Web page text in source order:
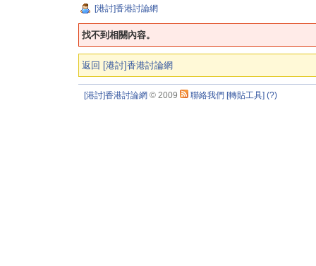
[港討]香港討論網
找不到相關內容。
返回 [港討]香港討論網
[港討]香港討論網 © 2009 聯絡我們 [轉貼工具] (?)